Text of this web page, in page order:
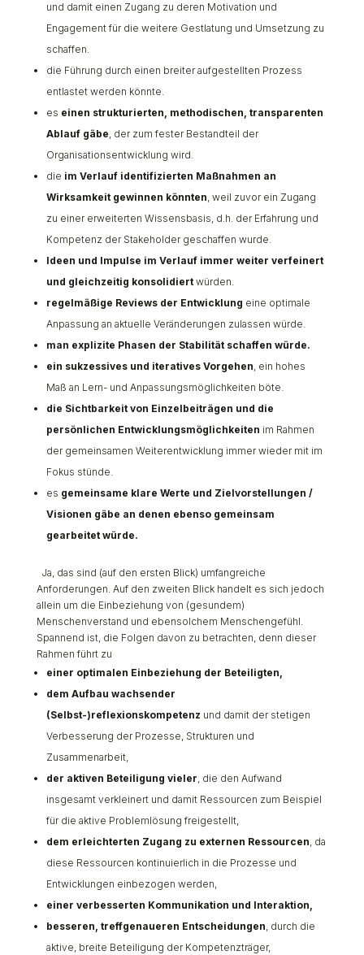
und damit einen Zugang zu deren Motivation und
Engagement für die weitere Gestlatung und Umsetzung zu
schaffen.
die Führung durch einen breiter aufgestellten Prozess
entlastet werden könnte.
es einen strukturierten, methodischen, transparenten
Ablauf gäbe, der zum fester Bestandteil der
Organisationsentwicklung wird.
die im Verlauf identifizierten Maßnahmen an
Wirksamkeit gewinnen könnten, weil zuvor ein Zugang
zu einer erweiterten Wissensbasis, d.h. der Erfahrung und
Kompetenz der Stakeholder geschaffen wurde.
Ideen und Impulse im Verlauf immer weiter verfeinert
und gleichzeitig konsolidiertwürden.
regelmäßige Reviews der Entwicklung eine optimale
Anpassung an aktuelle Veränderungen zulassen würde.
man explizite Phasen der Stabilität schaffen würde.
ein sukzessives und iteratives Vorgehen, ein hohes
Maß an Lern- und Anpassungsmöglichkeiten böte.
die Sichtbarkeit von Einzelbeiträgen und die
persönlichen Entwicklungsmöglichkeiten im Rahmen
der gemeinsamen Weiterentwicklung immer wieder mit im
Fokus stünde.
es gemeinsame klare Werte und Zielvorstellungen /
Visionen gäbe an denen ebenso gemeinsam
gearbeitet würde.
Ja, das sind (auf den ersten Blick) umfangreiche
Anforderungen. Auf den zweiten Blick handelt es sich jedoch
allein um die Einbeziehung von (gesundem)
Menschenverstand und ebensolchem Menschengefühl.
Spannend ist, die Folgen davon zu betrachten, denn dieser
Rahmen führt zu
einer optimalen Einbeziehung der Beteiligten,
dem Aufbau wachsender
(Selbst-)reflexionskompetenz und damit der stetigen
Verbesserung der Prozesse, Strukturen und
Zusammenarbeit,
der aktiven Beteiligung vieler, die den Aufwand
insgesamt verkleinert und damit Ressourcen zum Beispiel
für die aktive Problemlösung freigestellt,
dem erleichterten Zugang zu externen Ressourcen, da
diese Ressourcen kontinuierlich in die Prozesse und
Entwicklungen einbezogen werden,
einer verbesserten Kommunikation und Interaktion,
besseren, treffgenaueren Entscheidungen, durch die
aktive, breite Beteiligung der Kompetenzträger,